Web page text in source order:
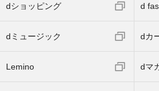
dショッピング d
dミュージック dカ
Lemino dマ